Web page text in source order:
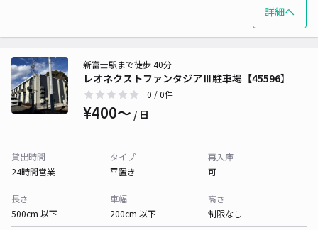
詳細へ
レオネクストファンタジアⅢ駐車場【45596】
新富士駅まで徒歩 40分
0 / 0件
¥400〜 / 日
貸出時間
24時間営業
タイプ
平置き
再入庫
可
長さ
500cm 以下
車幅
200cm 以下
高さ
制限なし